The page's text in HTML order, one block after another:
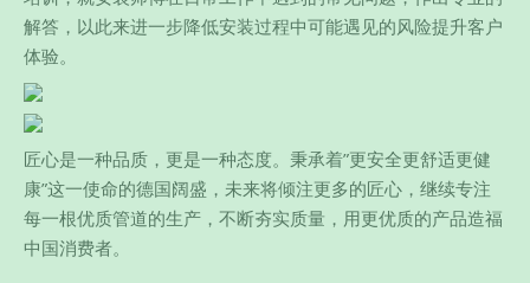
解答，以此来进一步降低安装过程中可能遇见的风险提升客户
体验。
匠心是一种品质，更是一种态度。秉承着”更安全更舒适更健
康”这一使命的德国阔盛，未来将倾注更多的匠心，继续专注
每一根优质管道的生产，不断夯实质量，用更优质的产品造福
中国消费者。